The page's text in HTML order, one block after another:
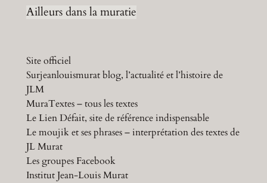
Ailleurs dans la muratie
Site officiel
Surjeanlouismurat blog, l’actualité et l’histoire de
JLM
MuraTextes – tous les textes
Le Lien Défait, site de référence indispensable
Le moujik et ses phrases – interprétation des textes de
JL Murat
Les groupes Facebook
Institut Jean-Louis Murat